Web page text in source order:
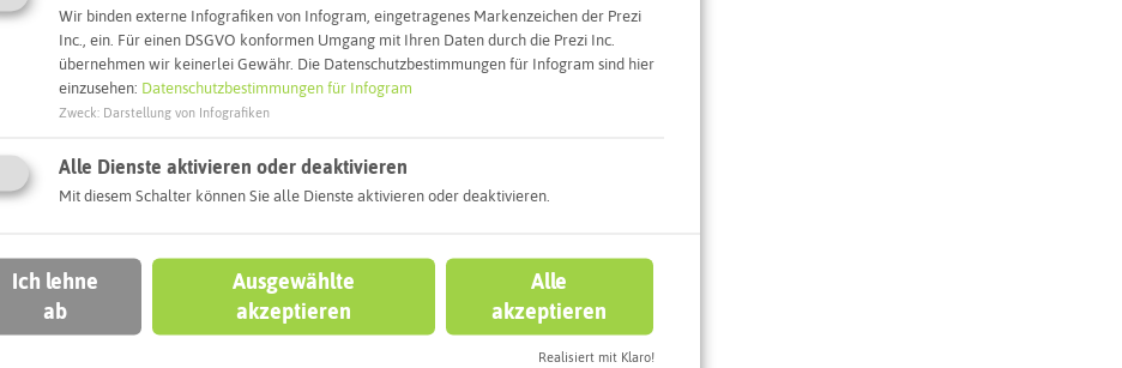
Webseite
Wir binden externe Infografiken von Infogram, eingetragenes Markenzeichen der Prezi
Inc., ein. Für einen DSGVO konformen Umgang mit Ihren Daten durch die Prezi Inc.
übernehmen wir keinerlei Gewähr. Die Datenschutzbestimmungen für Infogram sind hier
einzusehen: Datenschutzbestimmungen für Infogram
Zweck: Darstellung von Infografiken
Alle Dienste aktivieren oder deaktivieren
Mit diesem Schalter können Sie alle Dienste aktivieren oder deaktivieren.
Ich lehne
ab
Ausgewählte
akzeptieren
Alle
akzeptieren
Realisiert mit Klaro!